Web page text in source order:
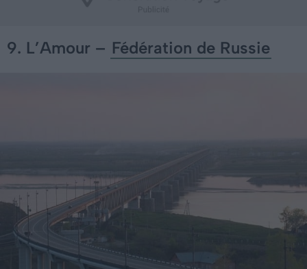
9. L’Amour – Fédération de Russie